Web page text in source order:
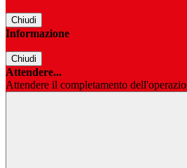
Chiudi
Informazione
Chiudi
Attendere...
Attendere il completamento